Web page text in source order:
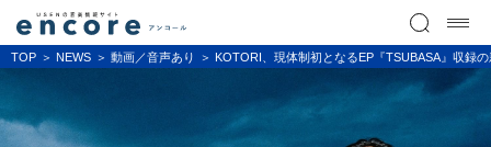
TOP NEWS 動画／音声あり KOTORI、現体制初となるEP『TSUBASA』収録